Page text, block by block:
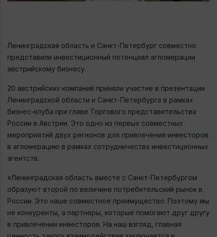
Ленинградская область и Санкт-Петербург совместно
представили инвестиционный потенциал агломерации
австрийскому бизнесу.
20 австрийских компаний приняли участие в презентации
Ленинградской области и Санкт-Петербурга в рамках
бизнес-клуба при главе Торгового представительства
России в Австрии. Это одно из первых совместных
мероприятий двух регионов для привлечения инвесторов
в агломерацию в рамках сотрудничества инвестиционных
агентств.
«Ленинградская область вместе с Санкт-Петербургом
образуют второй по величине потребительский рынок в
России. Это наше совместное преимущество. Поэтому мы
не конкуренты, а партнеры, которые помогают друг другу
в привлечении инвесторов. На наш взгляд, главная